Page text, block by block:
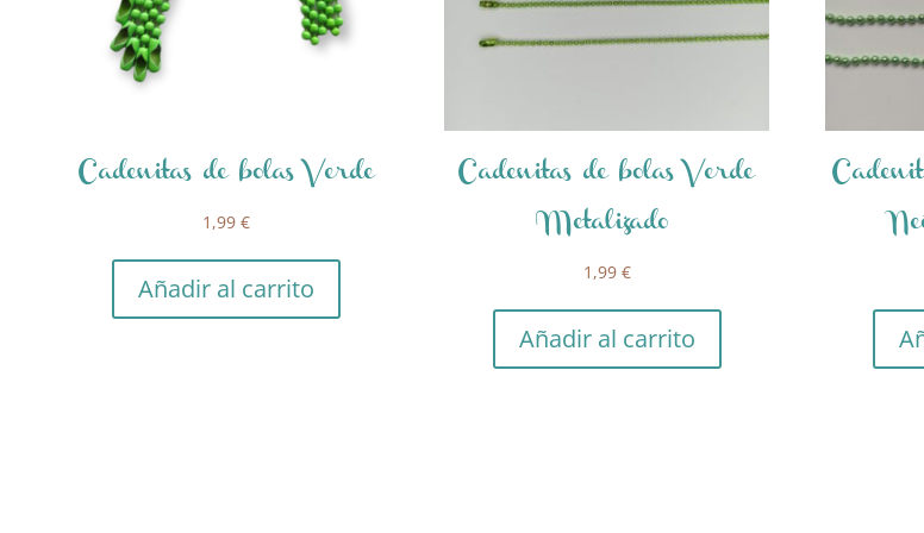
Cadenitas de bolas Verde
1,99€
Añadir al carrito
Cadenitas de bolas Verde
Metalizado
1,99 €
Añadir al carrito